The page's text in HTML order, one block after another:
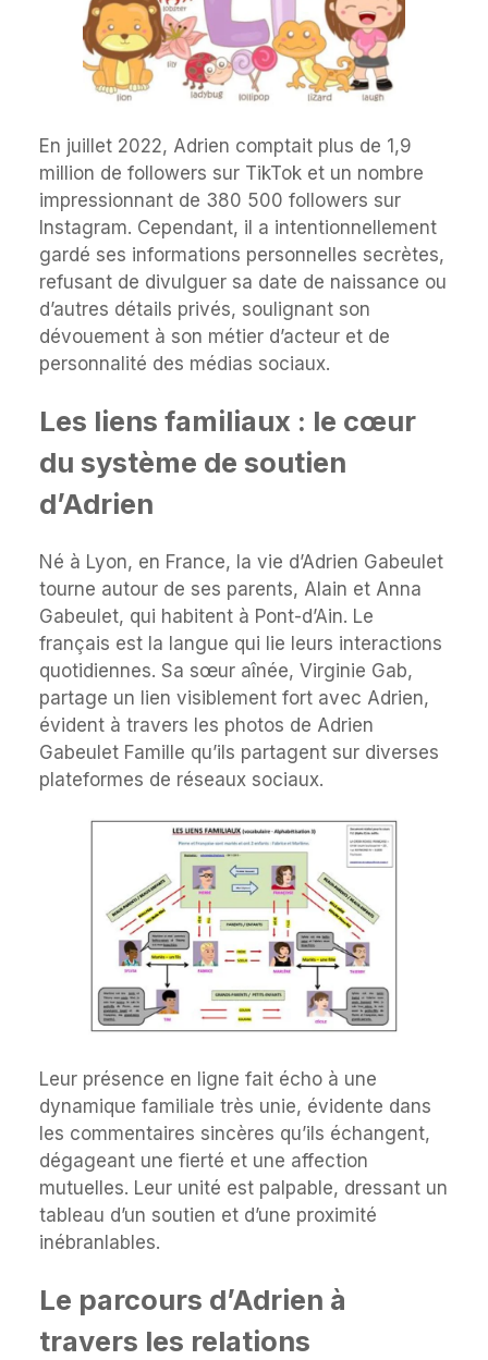
En juillet 2022, Adrien comptait plus de 1,9
million de followers sur TikTok et un nombre
impressionnant de 380 500 followers sur
Instagram. Cependant, il a intentionnellement
gardé ses informations personnelles secrètes,
refusant de divulguer sa date de naissance ou
d’autres détails privés, soulignant son
dévouement à son métier d’acteur et de
personnalité des médias sociaux.
Les liens familiaux : le cœur
du système de soutien
d’Adrien
Né à Lyon, en France, la vie d’Adrien Gabeulet
tourne autour de ses parents, Alain et Anna
Gabeulet, qui habitent à Pont-d’Ain. Le
français est la langue qui lie leurs interactions
quotidiennes. Sa sœur aînée, Virginie Gab,
partage un lien visiblement fort avec Adrien,
évident à travers les photos de Adrien
Gabeulet Famille qu’ils partagent sur diverses
plateformes de réseaux sociaux.
Leur présence en ligne fait écho à une
dynamique familiale très unie, évidente dans
les commentaires sincères qu’ils échangent,
dégageant une fierté et une affection
mutuelles. Leur unité est palpable, dressant un
tableau d’un soutien et d’une proximité
inébranlables.
Le parcours d’Adrien à
travers les relations